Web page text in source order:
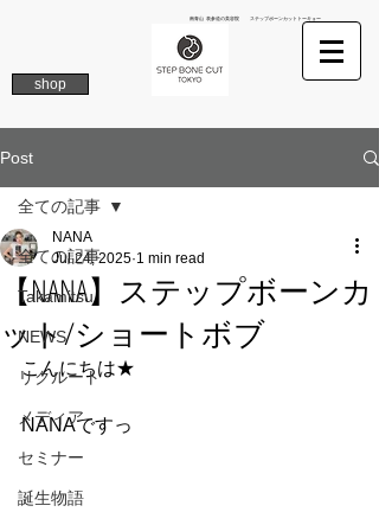
南青山 表参道の美容院 ステップボーンカットトーキョー
shop
Post
全ての記事
Takamitsu
NEWS
リクルート
メディア
セミナー
誕生物語
全ての記事
【NANA】ステップボーンカ
ット/ショートボブ
NANA
Jul 24, 2025 1 min read
こんにちは★
NANAですっ